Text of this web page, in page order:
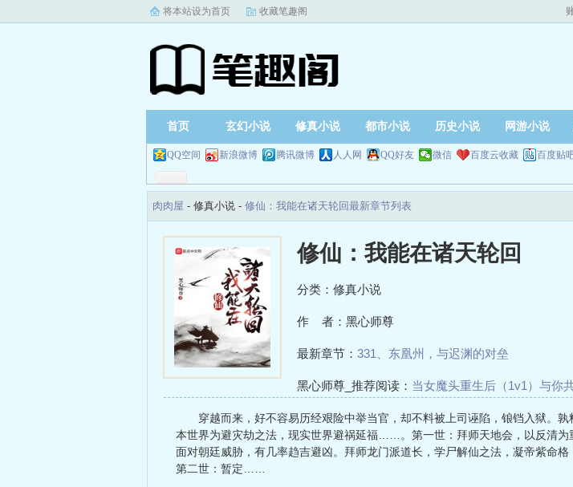
将本站设为首页 收藏笔趣阁
首页 玄幻小说 修真小说 都市小说 历史小说 网游小说
QQ空间 新浪微博 腾讯微博 人人网 QQ好友 微信 百度云收藏 百度贴
肉肉屋 - 修真小说 - 修仙：我能在诸天轮回最新章节列表
修仙：我能在诸天轮回
分类：修真小说
作 者：黑心师尊
最新章节： 331、东凰州，与迟渊的对垒
黑心师尊_推荐阅读： 当女魔头重生后（1v1） 与你
盗（futa）妖艳货上位手册
穿越而来，好不容易历经艰险中举当官，却不料被上司诬陷，锒铛入狱。
本世界为避灾劫之法，现实世界避祸延福……。第一世：拜师天地会，以反清为
面对朝廷威胁，有几率趋吉避凶。拜师龙门派道长，学尸解仙之法，凝帝紫命
第二世：暂定……